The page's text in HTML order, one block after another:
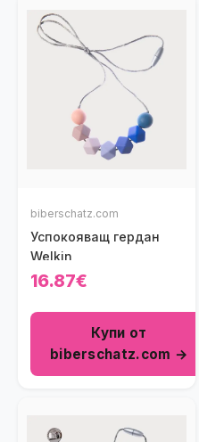
biberschatz.com
Успокояващ гердан
Welkin
16.87€
Купи от
biberschatz.com →